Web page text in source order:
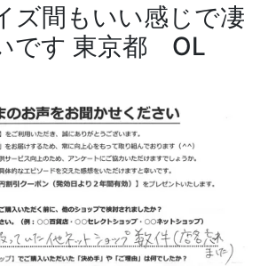
ズ間もいい感じで凄
です 東京都 OL